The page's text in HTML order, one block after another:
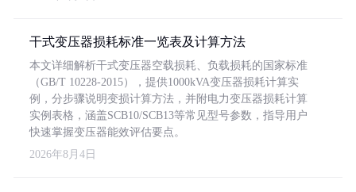
干式变压器损耗标准一览表及计算方法
本文详细解析干式变压器空载损耗、负载损耗的国家标准
（GB/T 10228-2015），提供1000kVA变压器损耗计算实
例，分步骤说明变损计算方法，并附电力变压器损耗计算
实例表格，涵盖SCB10/SCB13等常见型号参数，指导用户
快速掌握变压器能效评估要点。
2026年8月4日